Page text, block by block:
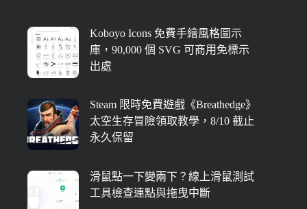
Koboyo Icons 免費手繪風格圖示
庫，90,000 個 SVG 可商用免標示
出處
Steam 限時免費遊戲《Breathedge》
太空生存冒險領取教學，8/10 截止
永久保留
滑鼠點一下變兩下？線上滑鼠測試
工具檢查連點與拖曳中斷